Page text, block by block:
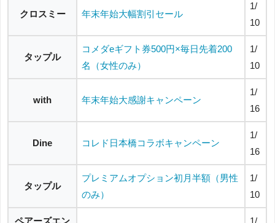
クロスミー 年末年始大幅割引セール
1/
10
タップル
コメダeギフト券500円×毎日先着200
名（女性のみ）
1/
10
with 年末年始大感謝キャンペーン
1/
16
Dine コレド日本橋コラボキャンペーン
1/
16
タップル
プレミアムオプション初月半額（男性
のみ）
1/
10